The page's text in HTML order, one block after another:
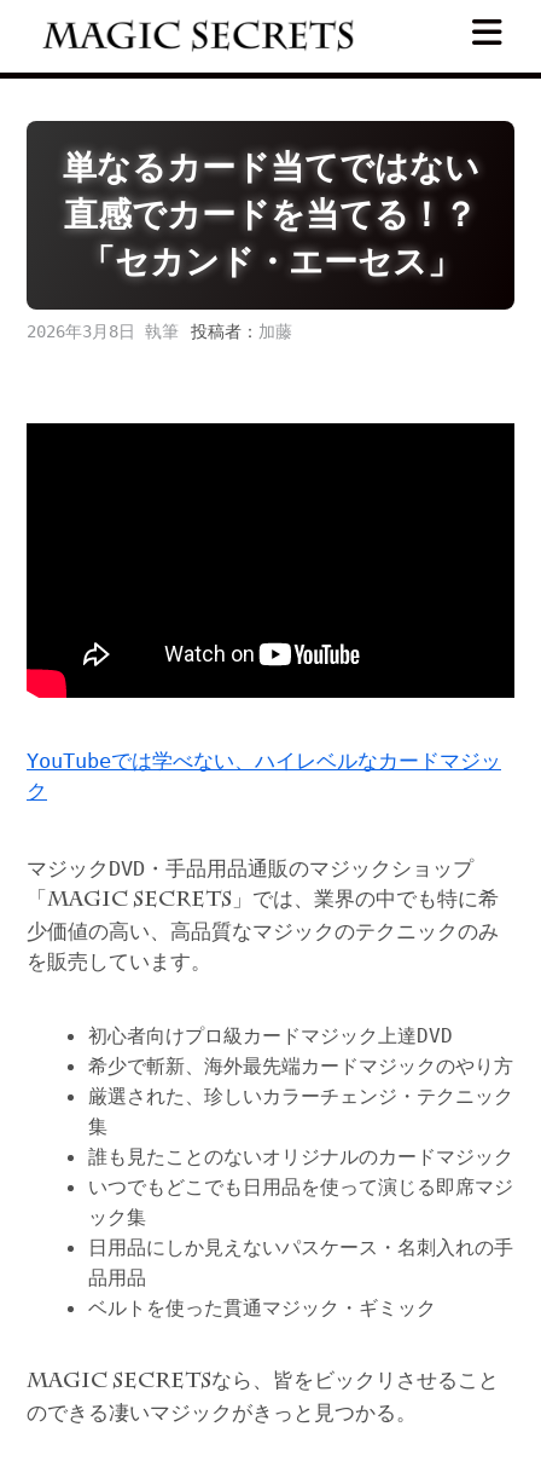
単なるカード当てではない
直感でカードを当てる！？
「セカンド・エーセス」
2026年3月8日 投稿者： 加藤
YouTubeでは学べない、ハイレベルなカードマジッ
ク
マジックDVD・手品用品通販のマジックショップ
「 MAGIC SECRETS 」では、業界の中でも特に希
少価値の高い、高品質なマジックのテクニックのみ
を販売しています。
初心者向けプロ級カードマジック上達DVD
希少で斬新、海外最先端カードマジックのやり方
厳選された、珍しいカラーチェンジ・テクニック
集
誰も見たことのないオリジナルのカードマジック
いつでもどこでも日用品を使って演じる即席マジ
ック集
日用品にしか見えないパスケース・名刺入れの手
品用品
ベルトを使った貫通マジック・ギミック
MAGIC SECRETSなら、皆をビックリさせること
のできる凄いマジックがきっと見つかる。